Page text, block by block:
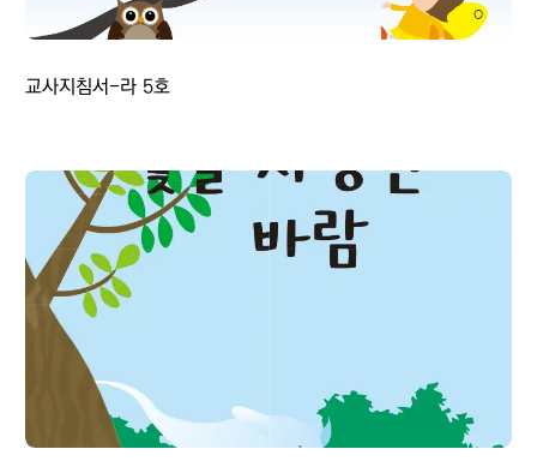
교사지침서-라 5호